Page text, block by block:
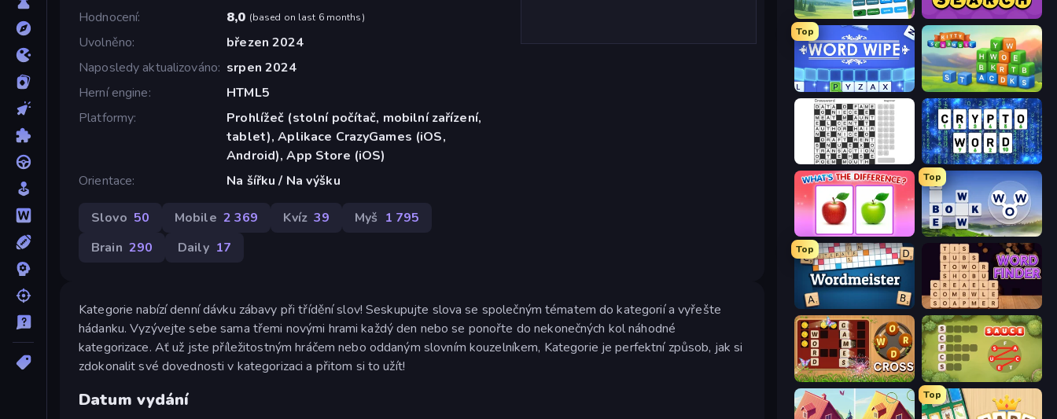
Hodnocení
8,0 (based on last 6 months)
Uvolněno
březen 2024
Naposledy aktualizováno srpen 2024
Herní engine
HTML5
Platformy
Prohlížeč (stolní počítač, mobilní zařízení,
tablet), Aplikace CrazyGames (iOS,
Android), App Store (iOS)
Orientace
Na šířku / Na výšku
Slovo 50 Mobile 2 369 Kvíz 39 Myš 1 795
Brain 290 Daily 17
Kategorie nabízí denní dávku zábavy při třídění slov! Seskupujte slova se společným tématem do kategorií a vyřešte
hádanku. Vyzývejte sebe sama třemi novými hrami každý den nebo se ponořte do nekonečných kol náhodné
kategorizace. Ať už jste příležitostným hráčem nebo oddaným slovním kouzelníkem, Kategorie je perfektní způsob, jak si
zdokonalit své dovednosti v kategorizaci a přitom si to užít!
Datum vydání
Associations - Word Connect Daily Word Search
Top
Word Wipe Kitty Scramble: Word Stacks
Crossword Cryptoword
What's The Difference?
Top
Words of Wonders
Top
Wordmeister Word Finder
Word Cross Crocword
Top